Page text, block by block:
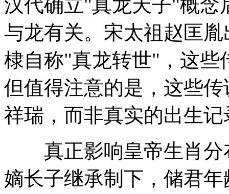
汉代确立"真龙天子"概念
与龙有关。宋太祖赵匡
棣自称"真龙转世"，这些
但值得注意的是，这些
祥瑞，而非真实的出生记
真正影响皇帝生肖分
嫡长子继承制下，储君